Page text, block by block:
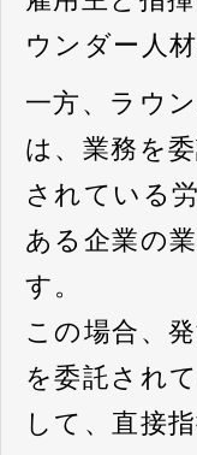
ウンダー人
一方、ラウ
は、業務を
されている
ある企業の
す。
この場合、
を委託され
して、直接